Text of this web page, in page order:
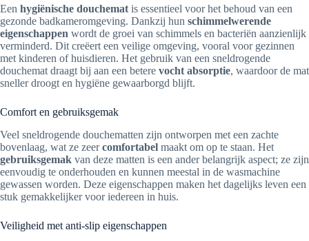
Een hygiënische douchemat is essentieel voor het behoud van een
gezonde badkameromgeving. Dankzij hun schimmelwerende
eigenschappen wordt de groei van schimmels en bacteriën aanzienlijk
verminderd. Dit creëert een veilige omgeving, vooral voor gezinnen
met kinderen of huisdieren. Het gebruik van een sneldrogende
douchemat draagt bij aan een betere vocht absorptie, waardoor de mat
sneller droogt en hygiëne gewaarborgd blijft.
Comfort en gebruiksgemak
Veel sneldrogende douchematten zijn ontworpen met een zachte
bovenlaag, wat ze zeercomfortabel maakt om op te staan. Het
gebruiksgemak van deze matten is een ander belangrijk aspect; ze zijn
eenvoudig te onderhouden en kunnen meestal in de wasmachine
gewassen worden. Deze eigenschappen maken het dagelijks leven een
stuk gemakkelijker voor iedereen in huis.
Veiligheid met anti-slip eigenschappen